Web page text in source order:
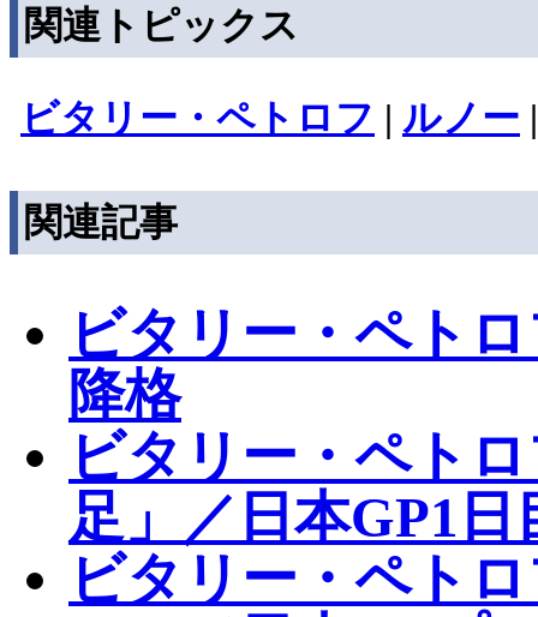
関連トピックス
ビタリー・ペトロフ | ルノー
関連記事
ビタリー・ペト
降格
ビタリー・ペト
足」／日本GP1日
ビタリー・ペト